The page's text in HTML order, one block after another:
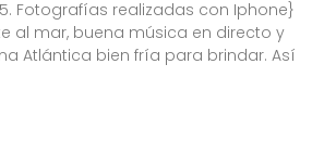
Fotografías realizadas con Iphone}
al mar, buena música en directo y
Atlántica bien fría para brindar. Así